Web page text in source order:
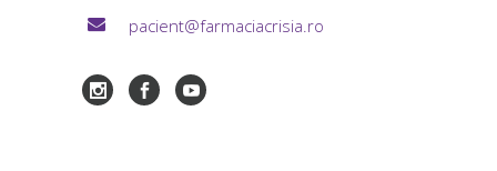
pacient@farmaciacrisia.ro